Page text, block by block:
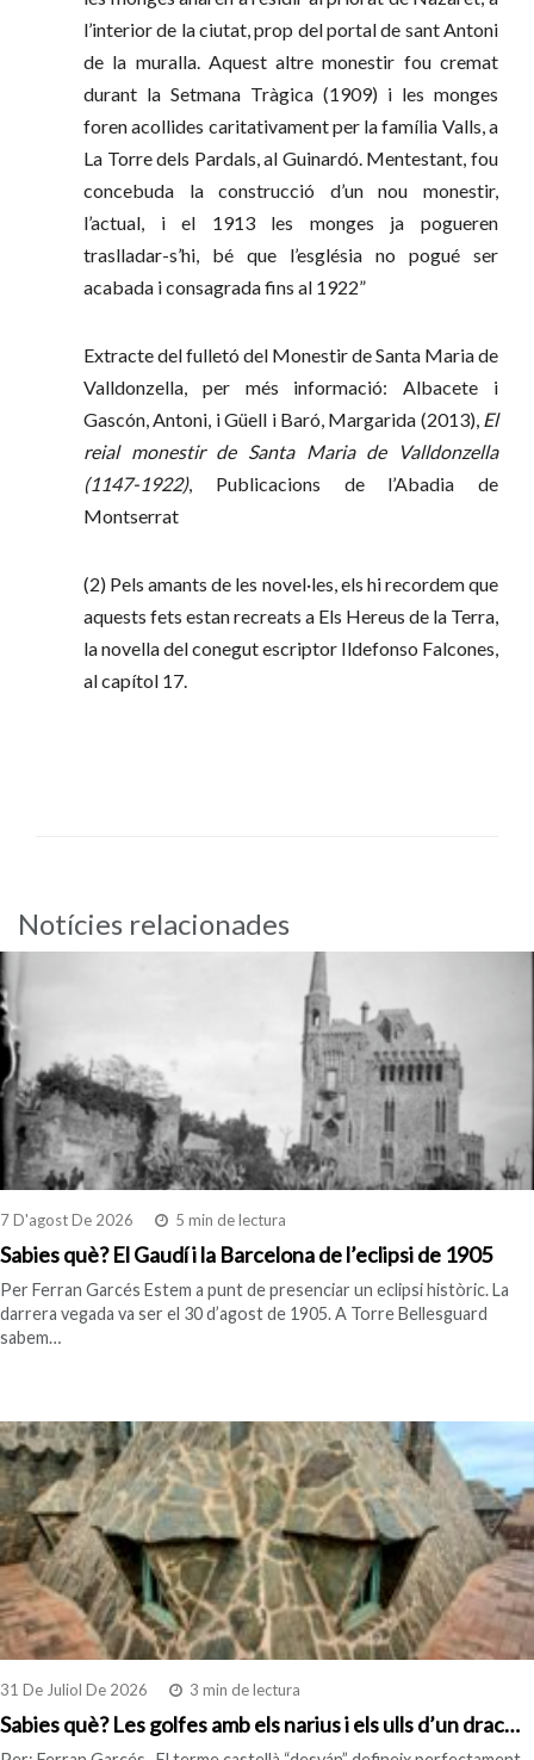
l’interior de la ciutat, prop del portal de sant Antoni
de la muralla. Aquest altre monestir fou cremat
durant la Setmana Tràgica (1909) i les monges
foren acollides caritativament per la família Valls, a
La Torre dels Pardals, al Guinardó. Mentestant, fou
concebuda la construcció d’un nou monestir,
l’actual, i el 1913 les monges ja pogueren
traslladar-s’hi, bé que l’església no pogué ser
acabada i consagrada fins al 1922”
Extracte del fulletó del Monestir de Santa Maria de
Valldonzella, per més informació: Albacete i
Gascón, Antoni, i Güell i Baró, Margarida (2013), El
reial monestir de Santa Maria de Valldonzella
(1147-1922), Publicacions de l’Abadia de
Montserrat
(2) Pels amants de les novel·les, els hi recordem que
aquests fets estan recreats a Els Hereus de la Terra,
la novella del conegut escriptor Ildefonso Falcones,
al capítol 17.
Notícies relacionades
7 D'agost De 2026 5 min de lectura
Sabies què? El Gaudí i la Barcelona de l’eclipsi de 1905
Per Ferran Garcés Estem a punt de presenciar un eclipsi històric. La
darrera vegada va ser el 30 d’agost de 1905. A Torre Bellesguard
sabem…
31 De Juliol De 2026 3 min de lectura
Sabies què? Les golfes amb els narius i els ulls d’un drac…